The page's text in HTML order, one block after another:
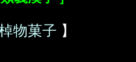
物菓子 】